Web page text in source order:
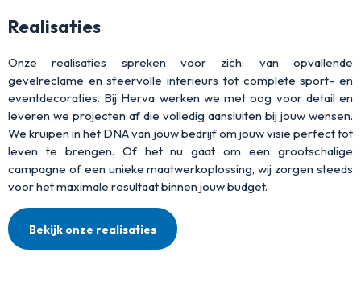
Realisaties
Onze realisaties spreken voor zich: van opvallende
gevelreclame en sfeervolle interieurs tot complete sport- en
eventdecoraties. Bij Herva werken we met oog voor detail en
leveren we projecten af die volledig aansluiten bij jouw wensen.
We kruipen in het DNA van jouw bedrijf om jouw visie perfect tot
leven te brengen. Of het nu gaat om een grootschalige
campagne of een unieke maatwerkoplossing, wij zorgen steeds
voor het maximale resultaat binnen jouw budget.
Bekijk onze realisaties